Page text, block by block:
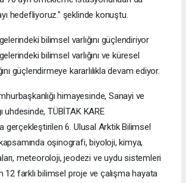
hedefliyoruz." şeklinde konuştu.
bilimsel varlığını güçlendiriyor
bilimsel varlığını ve küresel
güçlendirmeye kararlılıkla devam ediyor.
himayesinde, Sanayi ve
uhdesinde, TÜBİTAK KARE
gerçekleştirilen 6. Ulusal Arktik Bilimsel
oşinografi, biyoloji, kimya,
meteoroloji, jeodezi ve uydu sistemleri
12 farklı bilimsel proje ve çalışma hayata